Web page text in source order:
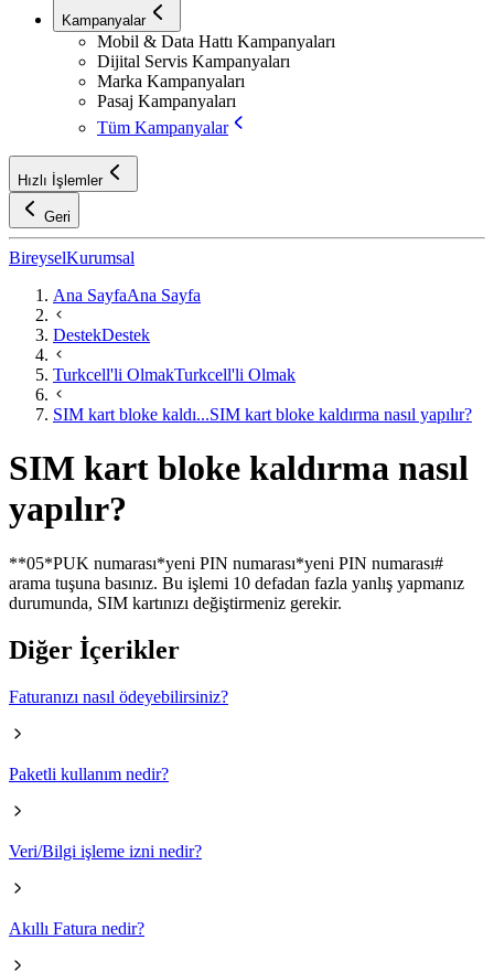
Kampanyalar
Mobil & Data Hattı Kampanyaları
Dijital Servis Kampanyaları
Marka Kampanyaları
Pasaj Kampanyaları
Tüm Kampanyalar
Hızlı İşlemler
Geri
BireyselKurumsal
Ana SayfaAna Sayfa
DestekDestek
Turkcell'li OlmakTurkcell'li Olmak
SIM kart bloke kaldı...SIM kart bloke kaldırma nasıl yapılır?
SIM kart bloke kaldırma nasıl
yapılır?
​**05*PUK numarası*yeni PIN numarası*yeni PIN numarası#
arama tuşuna basınız. Bu işlemi 10 defadan fazla yanlış yapmanız
durumunda, SIM kartınızı değiştirmeniz gerekir.
Diğer İçerikler
Faturanızı nasıl ödeyebilirsiniz?
Paketli kullanım nedir?
Veri/Bilgi işleme izni nedir?
Akıllı Fatura nedir?